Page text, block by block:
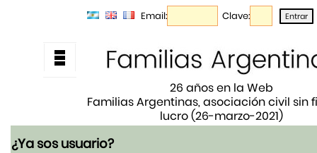
Email: Clave:
26 años en la Web
Familias Argentinas, asociación civil sin
lucro (26-marzo-2021)
¿Ya sos usuario?